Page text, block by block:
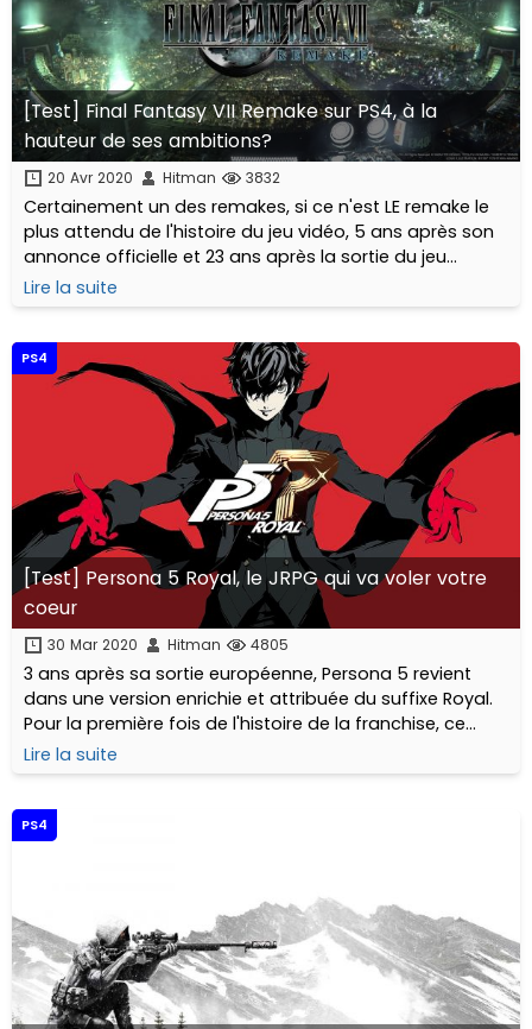
[Test] Final Fantasy VII Remake sur PS4, à la
hauteur de ses ambitions?
20 Avr 2020 Hitman 3832
Certainement un des remakes, si ce n'est LE remake le
plus attendu de l'histoire du jeu vidéo, 5 ans après son
annonce officielle et 23 ans après la sortie du jeu
original, Final Fantasy VII Remake débarque enfin dans
nos consoles. Après l'accueil mitigé de Final Fantasy XV,
satisfaire les fans de la première heure? Et ceux qui
découvriront Cloud et son équipe?
Lire la suite
PS4
[Test] Persona 5 Royal, le JRPG qui va voler votre
coeur
30 Mar 2020 Hitman 4805
3 ans après sa sortie européenne, Persona 5 revient
dans une version enrichie et attribuée du suffixe Royal.
Pour la première fois de l'histoire de la franchise, ce
nouvel opus est intégralement traduit en Français.
Aucune excuse pour ne pas craquer maintenant.
Lire la suite
PS4